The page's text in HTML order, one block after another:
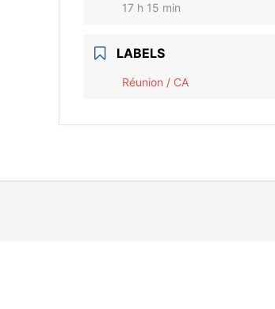
17 h 15 min
LABELS
Réunion / CA